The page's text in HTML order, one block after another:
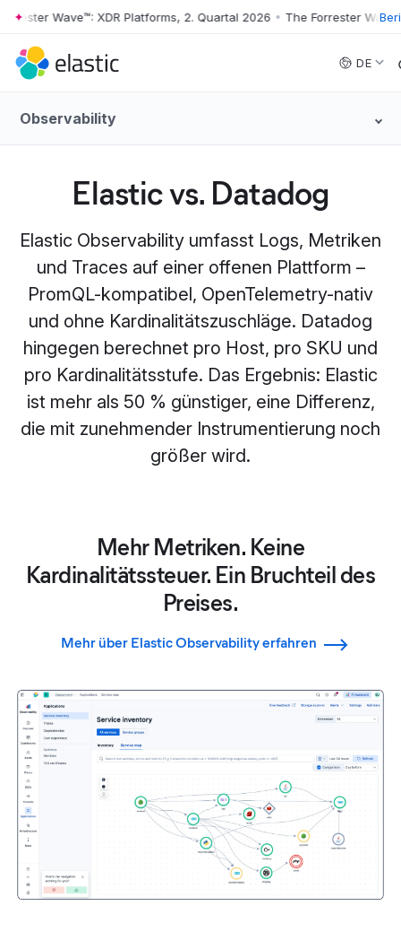
Skip to main content
Wave™: XDR Platforms, 2. Quartal 2026 • The Forrester Wave™:
DE
Observability
Elastic vs. Datadog
Elastic Observability umfasst Logs, Metriken
und Traces auf einer offenen Plattform –
PromQL-kompatibel, OpenTelemetry-nativ
und ohne Kardinalitätszuschläge. Datadog
hingegen berechnet pro Host, pro SKU und
pro Kardinalitätsstufe. Das Ergebnis: Elastic
ist mehr als 50 % günstiger, eine Differenz,
die mit zunehmender Instrumentierung noch
größer wird.
Mehr Metriken. Keine
Kardinalitätssteuer. Ein Bruchteil des
Preises.
Mehr über Elastic Observability erfahren